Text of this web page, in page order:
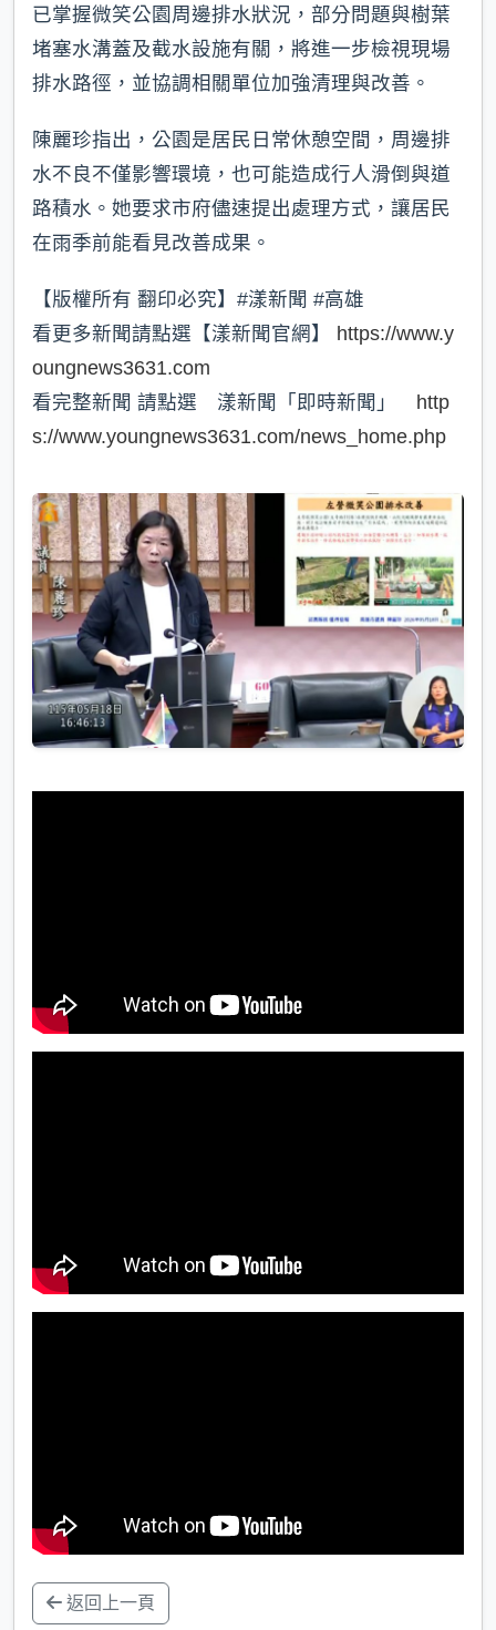
已掌握微笑公園周邊排水狀況，部分問題與樹葉
堵塞水溝蓋及截水設施有關，將進一步檢視現場
排水路徑，並協調相關單位加強清理與改善。
陳麗珍指出，公園是居民日常休憩空間，周邊排
水不良不僅影響環境，也可能造成行人滑倒與道
路積水。她要求市府儘速提出處理方式，讓居民
在雨季前能看見改善成果。
【版權所有 翻印必究】#漾新聞 #高雄
看更多新聞請點選【漾新聞官網】 https://www.y
oungnews3631.com
看完整新聞 請點選 漾新聞「即時新聞」 http
s://www.youngnews3631.com/news_home.php
返回上一頁